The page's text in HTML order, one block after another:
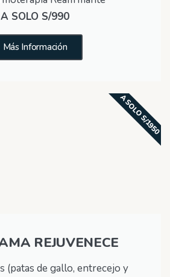
A SOLO S/990
Más Información
REJUVENECE
(patas de gallo, entrecejo y
A SOLO S/1950